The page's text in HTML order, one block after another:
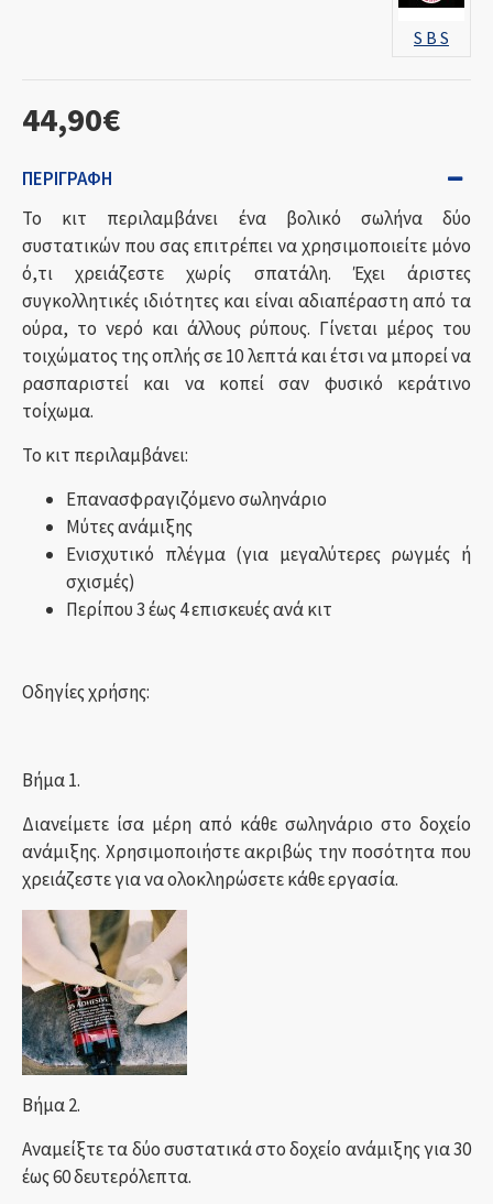
44,90€
S B S
ΠΕΡΙΓΡΑΦΉ
Το κιτ περιλαμβάνει ένα βολικό σωλήνα δύο
συστατικών που σας επιτρέπει να χρησιμοποιείτε μόνο
ό,τι χρειάζεστε χωρίς σπατάλη. Έχει άριστες
συγκολλητικές ιδιότητες και είναι αδιαπέραστη από τα
ούρα, το νερό και άλλους ρύπους. Γίνεται μέρος του
τοιχώματος της οπλής σε 10 λεπτά και έτσι να μπορεί να
ρασπαριστεί και να κοπεί σαν φυσικό κεράτινο
τοίχωμα.
Το κιτ περιλαμβάνει:
Επανασφραγιζόμενο σωληνάριο
Μύτες ανάμιξης
Ενισχυτικό πλέγμα (για μεγαλύτερες ρωγμές ή
σχισμές)
Περίπου 3 έως 4 επισκευές ανά κιτ
Οδηγίες χρήσης:
Βήμα 1.
Διανείμετε ίσα μέρη από κάθε σωληνάριο στο δοχείο
ανάμιξης. Χρησιμοποιήστε ακριβώς την ποσότητα που
χρειάζεστε για να ολοκληρώσετε κάθε εργασία.
Βήμα 2.
Αναμείξτε τα δύο συστατικά στο δοχείο ανάμιξης για 30
έως 60 δευτερόλεπτα.